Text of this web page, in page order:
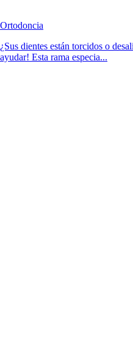
Ortodoncia
¿Sus dientes están torcidos o
ayudar! Esta rama especia...